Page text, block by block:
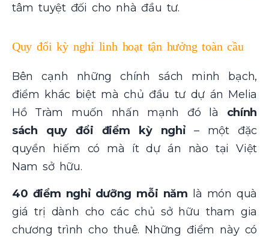
tâm tuyệt đối cho nhà đầu tư.
Quy đổi kỳ nghỉ linh hoạt tận hưởng toàn cầu
Bên cạnh những chính sách minh bạch,
điểm khác biệt mà chủ đầu tư dự án Melia
Hồ Tràm muốn nhấn mạnh đó là chính
sách quy đổi điểm kỳ nghỉ – một đặc
quyền hiếm có mà ít dự án nào tại Việt
Nam sở hữu.
40 điểm nghỉ dưỡng mỗi năm là món quà
giá trị dành cho các chủ sở hữu tham gia
chương trình cho thuê. Những điểm này có